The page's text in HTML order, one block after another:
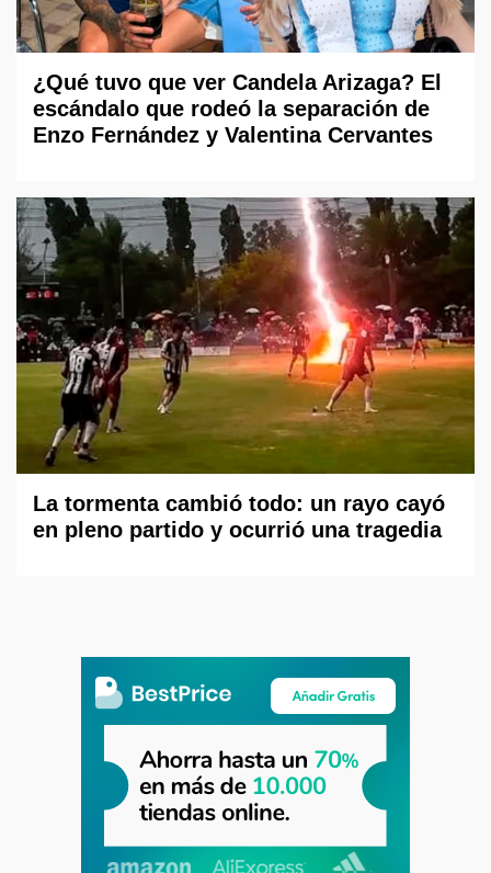
¿Qué tuvo que ver Candela Arizaga? El
escándalo que rodeó la separación de
Enzo Fernández y Valentina Cervantes
La tormenta cambió todo: un rayo cayó
en pleno partido y ocurrió una tragedia